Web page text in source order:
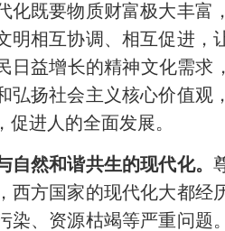
既要物质财富极大丰富，
明相互协调、相互促进
日益增长的精神文化需求
弘扬社会主义核心价值观
促进人的全面发展。
自然和谐共生的现代化。
西方国家的现代化大都经
染、资源枯竭等严重问题